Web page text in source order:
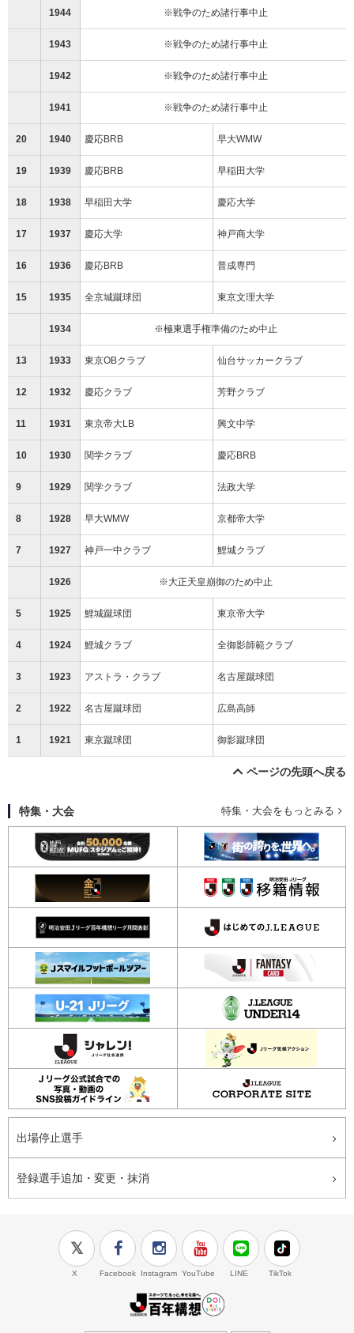
1944 ※戦争のため諸行事中止
1943 ※戦争のため諸行事中止
1942 ※戦争のため諸行事中止
1941 ※戦争のため諸行事中止
20 1940 慶応BRB 早大WMW
19 1939 慶応BRB 早稲田大学
18 1938 早稲田大学 慶応大学
17 1937 慶応大学 神戸商大学
16 1936 慶応BRB 普成専門
15 1935 全京城蹴球団 東京文理大学
1934 ※極東選手権準備のため中止
13 1933 東京OBクラブ 仙台サッカークラブ
12 1932 慶応クラブ 芳野クラブ
11 1931 東京帝大LB 興文中学
10 1930 関学クラブ 慶応BRB
9 1929 関学クラブ 法政大学
8 1928 早大WMW 京都帝大学
7 1927 神戸一中クラブ 鯉城クラブ
1926 ※大正天皇崩御のため中止
5 1925 鯉城蹴球団 東京帝大学
4 1924 鯉城クラブ 全御影師範クラブ
3 1923 アストラ・クラブ 名古屋蹴球団
2 1922 名古屋蹴球団 広島高師
1 1921 東京蹴球団 御影蹴球団
ページの先頭へ戻る
特集・大会 特集・大会をもっとみる
出場停止選手
登録選手追加・変更・抹消
X Facebook Instagram YouTube LINE TikTok